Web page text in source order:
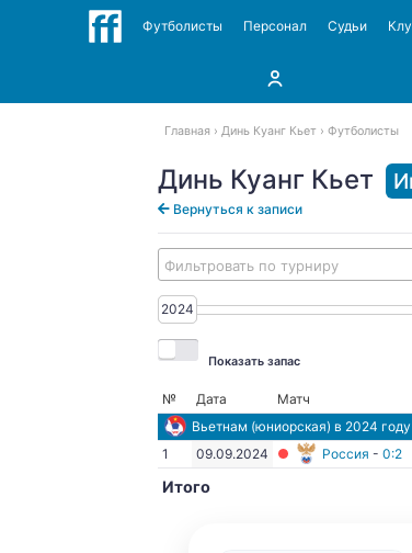
Футболисты Персонал Судьи
Главная Динь Куанг Кьет Футболисты
Динь Куанг Кьет
Вернуться к записи
Фильтровать по турниру
2024
2024
Показать запас
№ Дата Матч
Вьетнам (юниорская) в 2024 году
1
09.09.2024 Россия - 0:2
Итого